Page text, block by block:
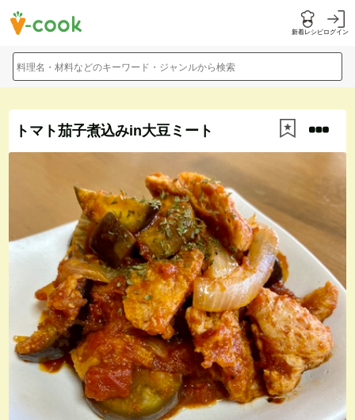
新着レシピログイン
料理名・材料などのキーワード・ジャンルから検索
トマト茄子煮込みin大豆ミート